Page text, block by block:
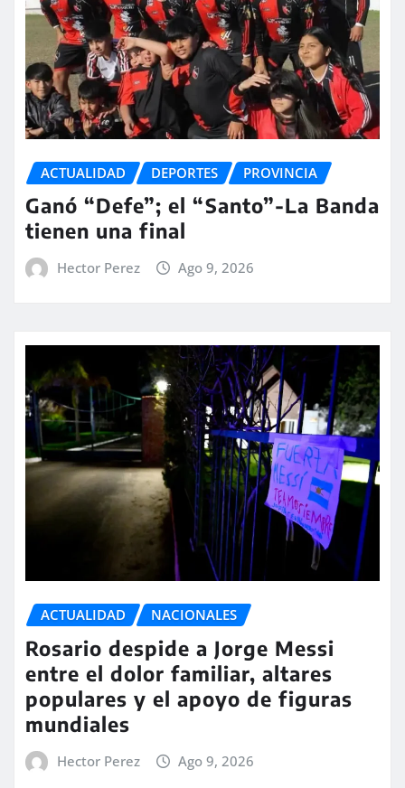
ACTUALIDAD DEPORTES PROVINCIA
Ganó “Defe”; el “Santo”-La Banda
tienen una final
Hector Perez Ago 9, 2026
ACTUALIDAD NACIONALES
Rosario despide a Jorge Messi
entre el dolor familiar, altares
populares y el apoyo de figuras
mundiales
Hector Perez Ago 9, 2026